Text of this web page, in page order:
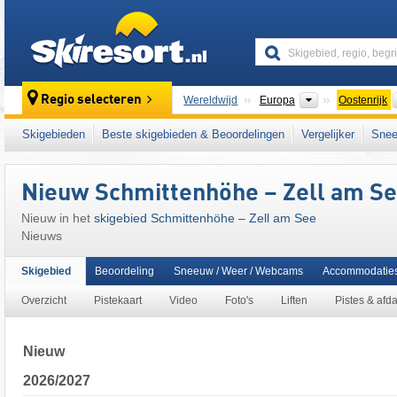
Regio selecteren Wereldwijd Europa Continenten
Oostenrijk
Dit skigebied ligt ook in: Glemmtal Alpin
centrale deel van de oostelijke Alpen
het
West-Europa, Midden-Europa, Europese
Skigebieden Beste skigebieden & Beoordelingen Vergelijker
Nieuw Schmittenhöhe – Zell am
Nieuw in het skigebied Schmittenhöhe – Zell am See
Nieuws
Skigebied
Overzicht Pistekaart Video Foto's Liften Pistes &
Beoordeling Sneeuw / Weer / Webcams
Nieuw
2026/2027